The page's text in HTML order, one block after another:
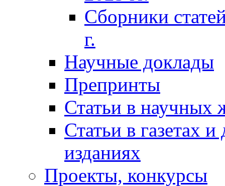
Сборники
г.
Научные доклады
Препринты
Статьи в научных
Статьи в газетах
изданиях
Проекты, конкурсы